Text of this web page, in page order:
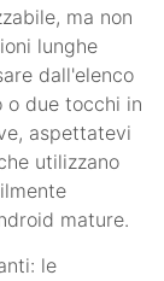
ma non
lunghe
dall'elenco
o due tocchi in
aspettatevi
utilizzano
mature.
le